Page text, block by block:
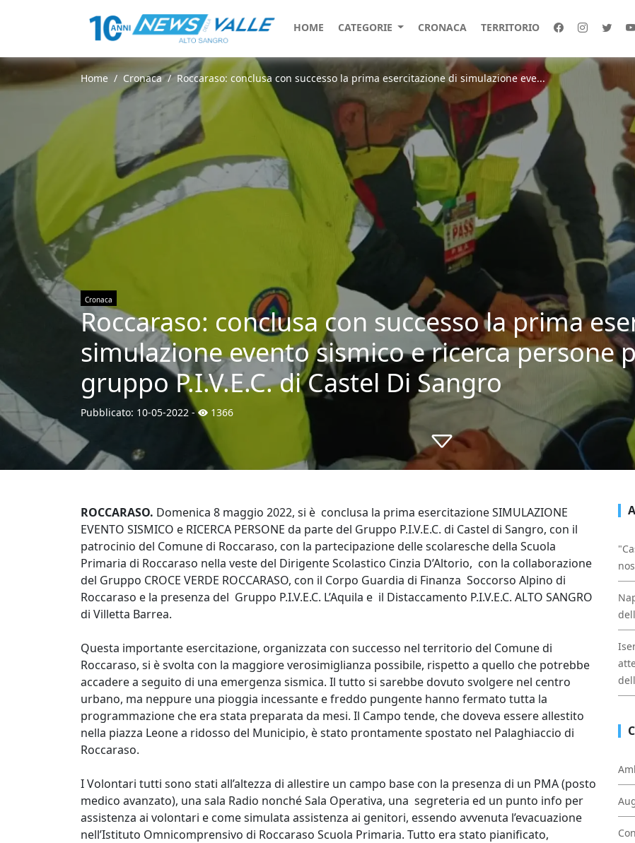
HOME CATEGORIE CRONACA TERRITORIO
Home Cronaca Roccaraso: conclusa con successo la prima esercitazione di simulazione eve...
Cronaca
Roccaraso: conclusa con successo la prima
simulazione evento sismico e ricerca persone
gruppo P.I.V.E.C. di Castel Di Sangro
Pubblicato: 10-05-2022 - 1366
ROCCARASO. Domenica 8 maggio 2022, si è conclusa la prima esercitazione SIMULAZIONE
EVENTO SISMICO e RICERCA PERSONE da parte del Gruppo P.I.V.E.C. di Castel di Sangro, con il
patrocinio del Comune di Roccaraso, con la partecipazione delle scolaresche della Scuola
Primaria di Roccaraso nella veste del Dirigente Scolastico Cinzia D’Altorio, con la collaborazione
del Gruppo CROCE VERDE ROCCARASO, con il Corpo Guardia di Finanza Soccorso Alpino di
Roccaraso e la presenza del Gruppo P.I.V.E.C. L’Aquila e il Distaccamento P.I.V.E.C. ALTO SANGRO
di Villetta Barrea.
Questa importante esercitazione, organizzata con successo nel territorio del Comune di
Roccaraso, si è svolta con la maggiore verosimiglianza possibile, rispetto a quello che potrebbe
accadere a seguito di una emergenza sismica. Il tutto si sarebbe dovuto svolgere nel centro
urbano, ma neppure una pioggia incessante e freddo pungente hanno fermato tutta la
programmazione che era stata preparata da mesi. Il Campo tende, che doveva essere allestito
nella piazza Leone a ridosso del Municipio, è stato prontamente spostato nel Palaghiaccio di
Roccaraso.
I Volontari tutti sono stati all’altezza di allestire un campo base con la presenza di un PMA (posto
medico avanzato), una sala Radio nonché Sala Operativa, una segreteria ed un punto info per
assistenza ai volontari e come simulata assistenza ai genitori, essendo avvenuta l’evacuazione
nell’Istituto Omnicomprensivo di Roccaraso Scuola Primaria. Tutto era stato pianificato,